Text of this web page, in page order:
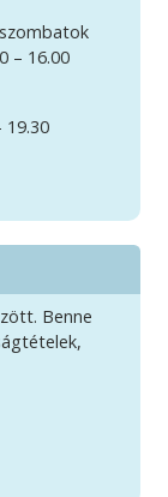
– 16.00
19.30
Benne